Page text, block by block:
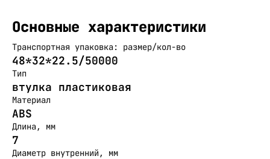
Основные характеристики
Транспортная упаковка: размер/кол-во
48*32*22.5/50000
Тип
втулка пластиковая
Материал
ABS
Длина, мм
7
Диаметр внутренний, мм